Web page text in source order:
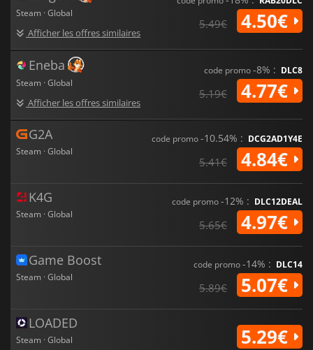
Steam · Global
Afficher les offres similaires
5.49€ 4.50€
Eneba
Steam · Global
Afficher les offres similaires
code promo-8% : DLC8
5.19€ 4.77€
G2A
Steam · Global
code promo-10.54% : DCG2AD1Y4E
5.41€ 4.84€
K4G
Steam · Global
code promo-12% : DLC12DEAL
5.65€ 4.97€
Game Boost
Steam · Global
code promo-14% : DLC14
5.89€ 5.07€
LOADED
Steam · Global 5.29€